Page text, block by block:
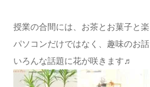
授業の合間には、お茶とお菓子と
パソコンだけではなく、趣味のお話
いろんな話題に花が咲きます♬